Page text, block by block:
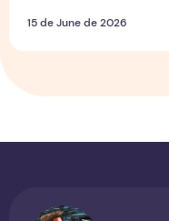
15 de June de 2026